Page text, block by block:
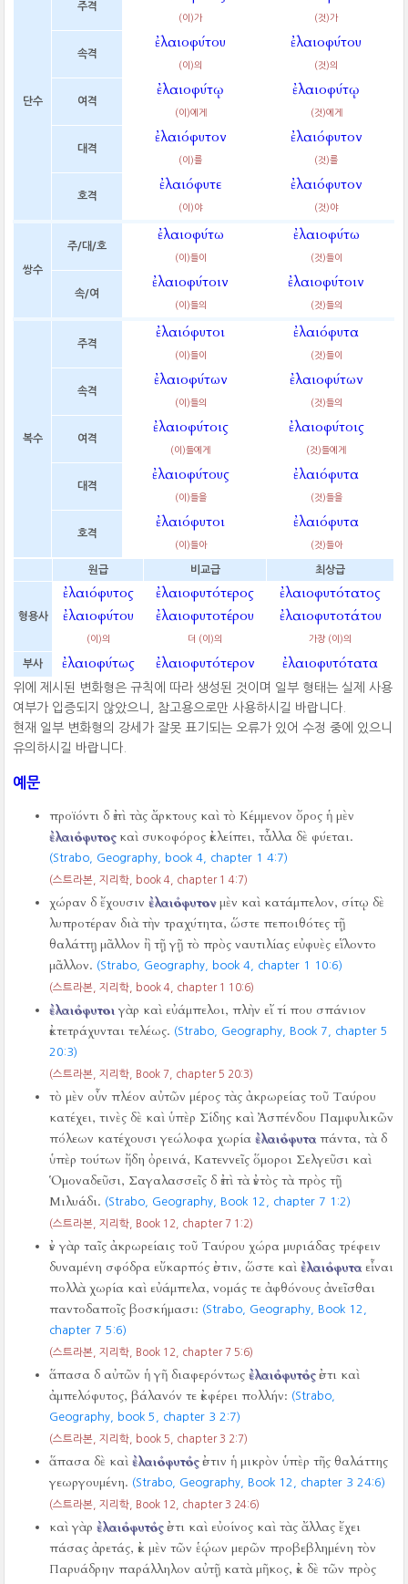
단수
주격
(이)가 (것)가
속격
ἐλαιοφύτου
(이)의
ἐλαιοφύτου
(것)의
여격
ἐλαιοφύτῳ
(이)에게
ἐλαιοφύτῳ
(것)에게
대격
ἐλαιόφυτον
(이)를
ἐλαιόφυτον
(것)를
호격
ἐλαιόφυτε
(이)야
ἐλαιόφυτον
(것)야
쌍수
주/대/호
ἐλαιοφύτω
(이)들이
ἐλαιοφύτω
(것)들이
속/여
ἐλαιοφύτοιν
(이)들의
ἐλαιοφύτοιν
(것)들의
복수
주격
ἐλαιόφυτοι
(이)들이
ἐλαιόφυτα
(것)들이
속격
ἐλαιοφύτων
(이)들의
ἐλαιοφύτων
(것)들의
여격
ἐλαιοφύτοις
(이)들에게
ἐλαιοφύτοις
(것)들에게
대격
ἐλαιοφύτους
(이)들을
ἐλαιόφυτα
(것)들을
호격
ἐλαιόφυτοι
(이)들아
ἐλαιόφυτα
(것)들아
원급 비교급 최상급
형용사
ἐλαιόφυτος
ἐλαιοφύτου
(이)의
ἐλαιοφυτότερος
ἐλαιοφυτοτέρου
더 (이)의
ἐλαιοφυτότατος
ἐλαιοφυτοτάτου
가장 (이)의
부사 ἐλαιοφύτως ἐλαιοφυτότερον ἐλαιοφυτότατα
위에 제시된 변화형은 규칙에 따라 생성된 것이며 일부 형태는 실제 사용
여부가 입증되지 않았으니, 참고용으로만 사용하시길 바랍니다.
현재 일부 변화형의 강세가 잘못 표기되는 오류가 있어 수정 중에 있으니
유의하시길 바랍니다.
예문
προϊόντι δ ἐπὶ τὰς ἄρκτους καὶ τὸ Κέμμενον ὄρος ἡ μὲν
ἐλαιόφυτοςκαὶ συκοφόρος ἐκλείπει, τἆλλα δὲ φύεται.
(Strabo, Geography, book 4, chapter 1 4:7)
(스트라본, 지리학, book 4, chapter 1 4:7)
χώραν δ ἔχουσινἐλαιόφυτονμὲν καὶ κατάμπελον, σίτῳ δὲ
λυπροτέραν διὰ τὴν τραχύτητα, ὥστε πεποιθότες τῇ
θαλάττῃ μᾶλλον ἢ τῇ γῇ τὸ πρὸς ναυτιλίας εὐφυὲς εἵλοντο
μᾶλλον. (Strabo, Geography, book 4, chapter 1 10:6)
(스트라본, 지리학, book 4, chapter 1 10:6)
ἐλαιόφυτοιγὰρ καὶ εὐάμπελοι, πλὴν εἴ τί που σπάνιον
ἐκτετράχυνται τελέως. (Strabo, Geography, Book 7, chapter 5
20:3)
(스트라본, 지리학, Book 7, chapter 5 20:3)
τὸ μὲν οὖν πλέον αὐτῶν μέρος τὰς ἀκρωρείας τοῦ Ταύρου
κατέχει, τινὲς δὲ καὶ ὑπὲρ Σίδης καὶ Ἀσπένδου Παμφυλικῶν
πόλεων κατέχουσι γεώλοφα χωρίαἐλαιόφυτα πάντα, τὰ δ
ὑπὲρ τούτων ἤδη ὀρεινά, Κατεννεῖς ὅμοροι Σελγεῦσι καὶ
Ὁμοναδεῦσι, Σαγαλασσεῖς δ ἐπὶ τὰ ἐντὸς τὰ πρὸς τῇ
Μιλυάδι. (Strabo, Geography, Book 12, chapter 7 1:2)
(스트라본, 지리학, Book 12, chapter 7 1:2)
ἐν γὰρ ταῖς ἀκρωρείαις τοῦ Ταύρου χώρα μυριάδας τρέφειν
δυναμένη σφόδρα εὔκαρπός ἐστιν, ὥστε καὶἐλαιόφυτα εἶναι
πολλὰ χωρία καὶ εὐάμπελα, νομάς τε ἀφθόνους ἀνεῖσθαι
παντοδαποῖς βοσκήμασι: (Strabo, Geography, Book 12,
chapter 7 5:6)
(스트라본, 지리학, Book 12, chapter 7 5:6)
ἅπασα δ αὐτῶν ἡ γῆ διαφερόντωςἐλαιόφυτόςἐστι καὶ
ἀμπελόφυτος, βάλανόν τε ἐκφέρει πολλήν: (Strabo,
Geography, book 5, chapter 3 2:7)
(스트라본, 지리학, book 5, chapter 3 2:7)
ἅπασα δὲ καὶἐλαιόφυτόςἐστιν ἡ μικρὸν ὑπὲρ τῆς θαλάττης
γεωργουμένη. (Strabo, Geography, Book 12, chapter 3 24:6)
(스트라본, 지리학, Book 12, chapter 3 24:6)
καὶ γὰρἐλαιόφυτόςἐστι καὶ εὐοίνος καὶ τὰς ἄλλας ἔχει
πάσας ἀρετάς, ἐκ μὲν τῶν ἑῴων μερῶν προβεβλημένη τὸν
Παρυάδρην παράλληλον αὐτῇ κατὰ μῆκος, ἐκ δὲ τῶν πρὸς